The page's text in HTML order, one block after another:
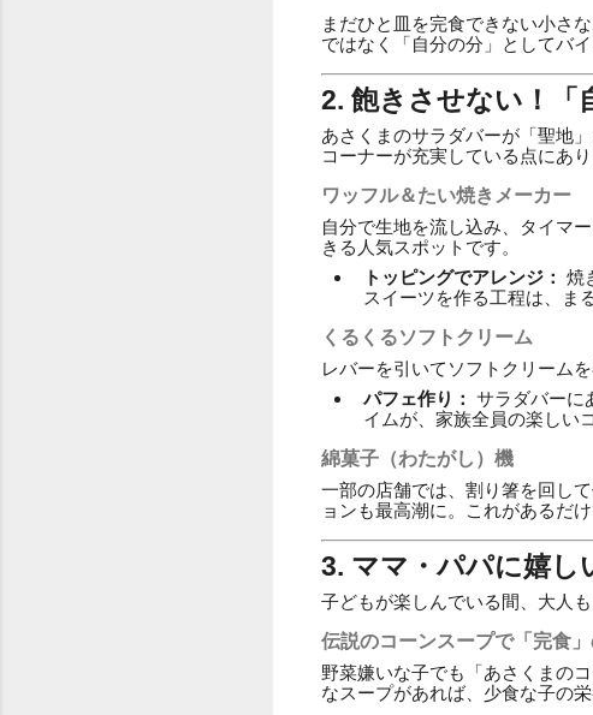
まだひと皿を完食できない小さ
ではなく「自分の分」としてバ
2. 飽きさせない！「
あさくまのサラダバーが「聖地
コーナーが充実している点にあり
ワッフル＆たい焼きメーカー
自分で生地を流し込み、タイマ
きる人気スポットです。
トッピングでアレンジ： 焼
スイーツを作る工程は、ま
くるくるソフトクリーム
レバーを引いてソフトクリーム
パフェ作り： サラダバーに
イムが、家族全員の楽しい
綿菓子（わたがし）機
一部の店舗では、割り箸を回し
ョンも最高潮に。これがあるだ
3. ママ・パパに嬉し
子どもが楽しんでいる間、大人
伝説のコーンスープで「完食
野菜嫌いな子でも「あさくまの
なスープがあれば、少食な子の